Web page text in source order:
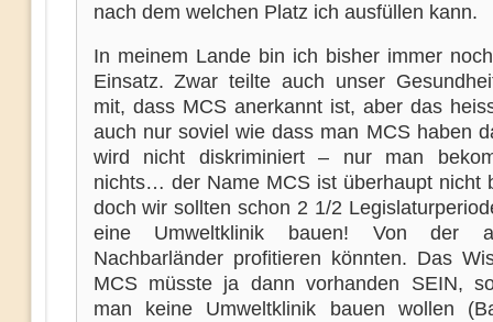
nach dem welchen Platz ich ausfüllen kann.
In meinem Lande bin ich bisher immer
Einsatz. Zwar teilte auch unser
mit, dass MCS anerkannt ist, aber das
auch nur soviel wie dass man MCS haben
wird nicht diskriminiert – nur man
nichts… der Name MCS ist überhaupt nicht
doch wir sollten schon 2 1/2
eine Umweltklinik bauen! Von der
Nachbarländer profitieren könnten. Das
MCS müsste ja dann vorhanden SEIN,
man keine Umweltklinik bauen wollen